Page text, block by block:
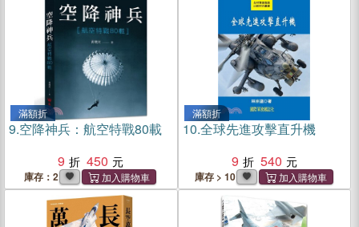
滿額折
9.空降神兵：航空特戰80載
9
450
庫存：2
滿額折
10.全球先進攻擊直升機
9
540
庫存 > 10